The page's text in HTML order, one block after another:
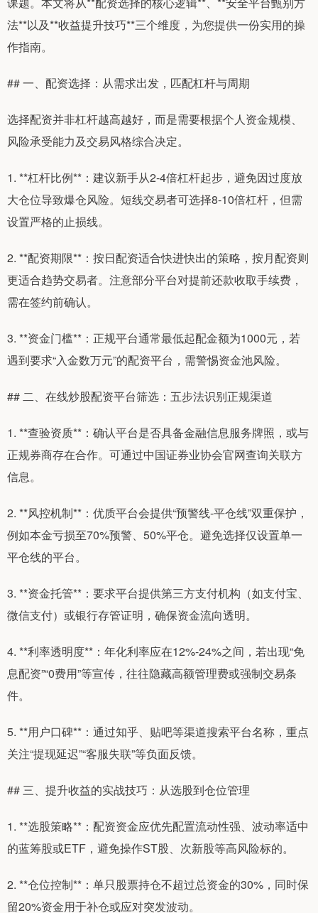
法**以及**收益提升技巧**三个维度，为您提供一份实用的操
作指南。
## 一、配资选择：从需求出发，匹配杠杆与周期
选择配资并非杠杆越高越好，而是需要根据个人资金规模、
风险承受能力及交易风格综合决定。
1. **杠杆比例**：建议新手从2-4倍杠杆起步，避免因过度放
大仓位导致爆仓风险。短线交易者可选择8-10倍杠杆，但需
设置严格的止损线。
2. **配资期限**：按日配资适合快进快出的策略，按月配资则
更适合趋势交易者。注意部分平台对提前还款收取手续费，
需在签约前确认。
3. **资金门槛**：正规平台通常最低起配金额为1000元，若
遇到要求“入金数万元”的配资平台，需警惕资金池风险。
## 二、在线炒股配资平台筛选：五步法识别正规渠道
1. **查验资质**：确认平台是否具备金融信息服务牌照，或与
正规券商存在合作。可通过中国证券业协会官网查询关联方
信息。
2. **风控机制**：优质平台会提供“预警线-平仓线”双重保护，
例如本金亏损至70%预警、50%平仓。避免选择仅设置单一
平仓线的平台。
3. **资金托管**：要求平台提供第三方支付机构（如支付宝、
微信支付）或银行存管证明，确保资金流向透明。
4. **利率透明度**：年化利率应在12%-24%之间，若出现“免
息配资”“0费用”等宣传，往往隐藏高额管理费或强制交易条
件。
5. **用户口碑**：通过知乎、贴吧等渠道搜索平台名称，重点
关注“提现延迟”“客服失联”等负面反馈。
## 三、提升收益的实战技巧：从选股到仓位管理
1. **选股策略**：配资资金应优先配置流动性强、波动率适中
的蓝筹股或ETF，避免操作ST股、次新股等高风险标的。
2. **仓位控制**：单只股票持仓不超过总资金的30%，同时保
留20%资金用于补仓或应对突发波动。